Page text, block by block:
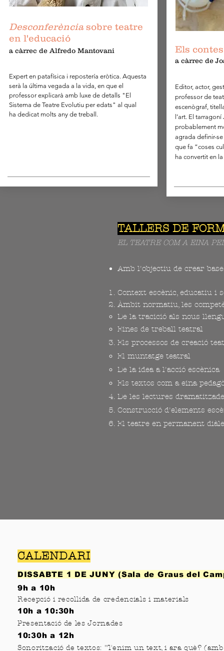
TALLERS DE
EL TEATRE COM A EINA
Amb l'objectiu de crear
Context escènic, educatiu i
Àmbit normatiu, les
​De la tracició als nous
Eines de treball teatral
Els processos de creació
El muntatge teatral​​
De la idea a l'acció escènica
Els textos com a eina
De les lectures
Construcció d'elements
El teatre en permanent
Desconferènciasobre teatre
en l'educació
a càrrec de Alfredo Mantovani
Expert en patafísica i repostería eròtica. Aquesta
serà la última vegada a la vida, en que el
professor explicarà amb luxe de detalls "El
Sistema de Teatre Evolutiu peredats" al qual
ha dedicat molts any de treball.
Els
a càrrec de
Editor, actor,
professor de
escenògraf,
l’art. El
probablement
agrada definir-
que fa “coses
ha convertit en
CALENDARI
DISSABTE 1 DE JUNY(Sala de Graus del
9h a 10h
Recepció i recollida de credencials i materials
10h a 10:30h
Presentació de les Jornades
10:30h a 12h
Sonorització de textos: "Tenim un text, i ara què? (